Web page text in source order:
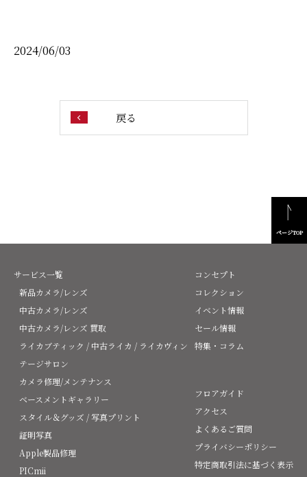
2024/06/03
戻る
ページTOP
サービス一覧
新品カメラ/レンズ
中古カメラ/レンズ
中古カメラ/レンズ 買取
ライカブティック / 中古ライカ / ライカヴィン
テージサロン
カメラ修理/メンテナンス
ベースメントギャラリー
スタイル＆グッズ / 写真プリント
証明写真
Apple製品修理
PICmii
コンセプト
コレクション
イベント情報
セール情報
特集・コラム
フロアガイド
アクセス
よくあるご質問
プライバシーポリシー
特定商取引法に基づく表示